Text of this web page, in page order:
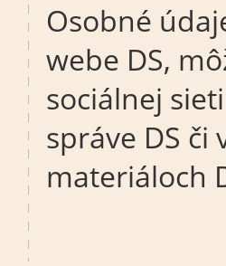
Osobné
webe DS,
sociálnej
správe DS
materiáloch